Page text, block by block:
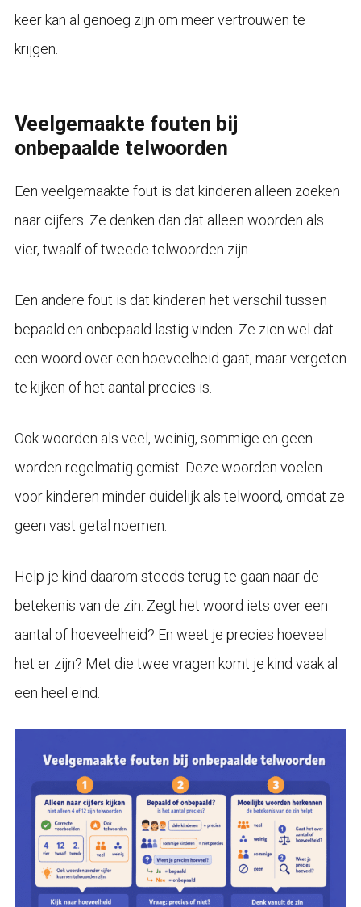
keer kan al genoeg zijn om meer vertrouwen te
krijgen.
Veelgemaakte fouten bij
onbepaalde telwoorden
Een veelgemaakte fout is dat kinderen alleen zoeken
naar cijfers. Ze denken dan dat alleen woorden als
vier, twaalf of tweede telwoorden zijn.
Een andere fout is dat kinderen het verschil tussen
bepaald en onbepaald lastig vinden. Ze zien wel dat
een woord over een hoeveelheid gaat, maar vergeten
te kijken of het aantal precies is.
Ook woorden als veel, weinig, sommige en geen
worden regelmatig gemist. Deze woorden voelen
voor kinderen minder duidelijk als telwoord, omdat ze
geen vast getal noemen.
Help je kind daarom steeds terug te gaan naar de
betekenis van de zin. Zegt het woord iets over een
aantal of hoeveelheid? En weet je precies hoeveel
het er zijn? Met die twee vragen komt je kind vaak al
een heel eind.